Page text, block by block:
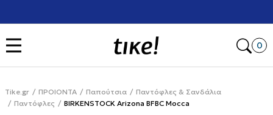
0
Tike.gr ΠΡΟΙΟΝΤΑ Παπούτσια
Παντόφλες & Σανδάλια
Παντόφλες
BIRKENSTOCK Arizona BFBC Mocca